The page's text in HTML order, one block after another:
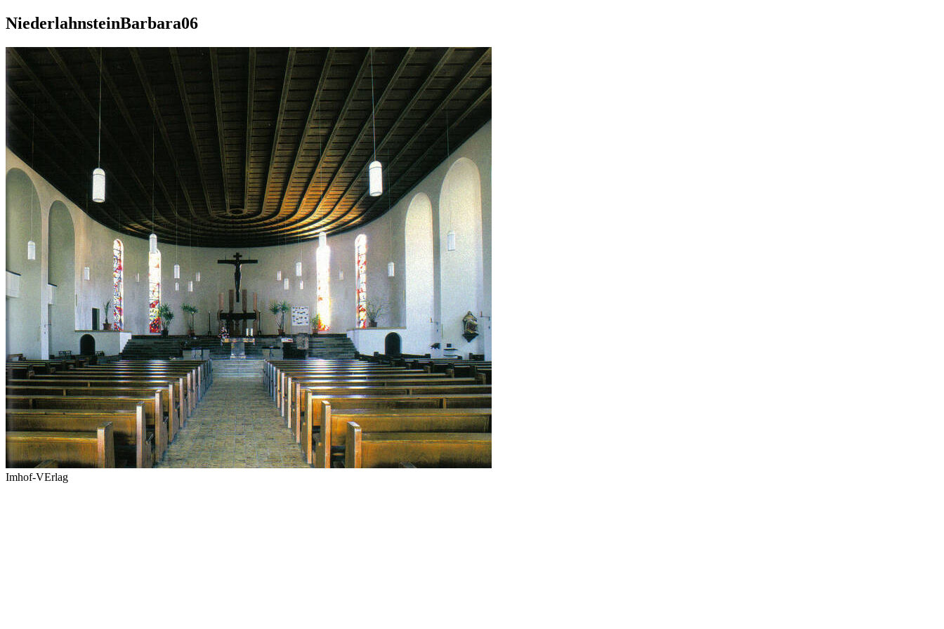
NiederlahnsteinBarbara06
Imhof-VErlag